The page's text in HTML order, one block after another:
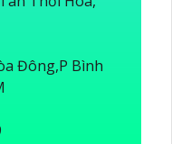
Đông,P Bình